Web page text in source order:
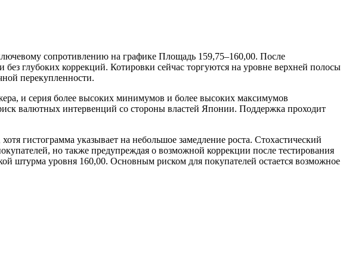
сопротивлению на графике Площадь 159,75–160,00. После
глубоких коррекций. Котировки сейчас торгуются на уровне верхней полосы
перекупленности.
и серия более высоких минимумов и более высоких максимумов
валютных интервенций со стороны властей Японии. Поддержка проходит
гистограмма указывает на небольшое замедление роста. Стохастический
но также предупреждая о возможной коррекции после тестирования
штурма уровня 160,00. Основным риском для покупателей остается возможное